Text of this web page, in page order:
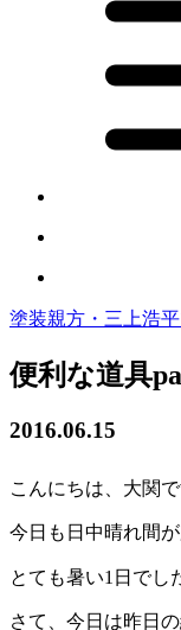
塗装親方・三上浩
便利な道具
2016.06.15
こんにちは、大関
今日も日中晴れ間が
とても暑い1日でし
さて、今日は昨日